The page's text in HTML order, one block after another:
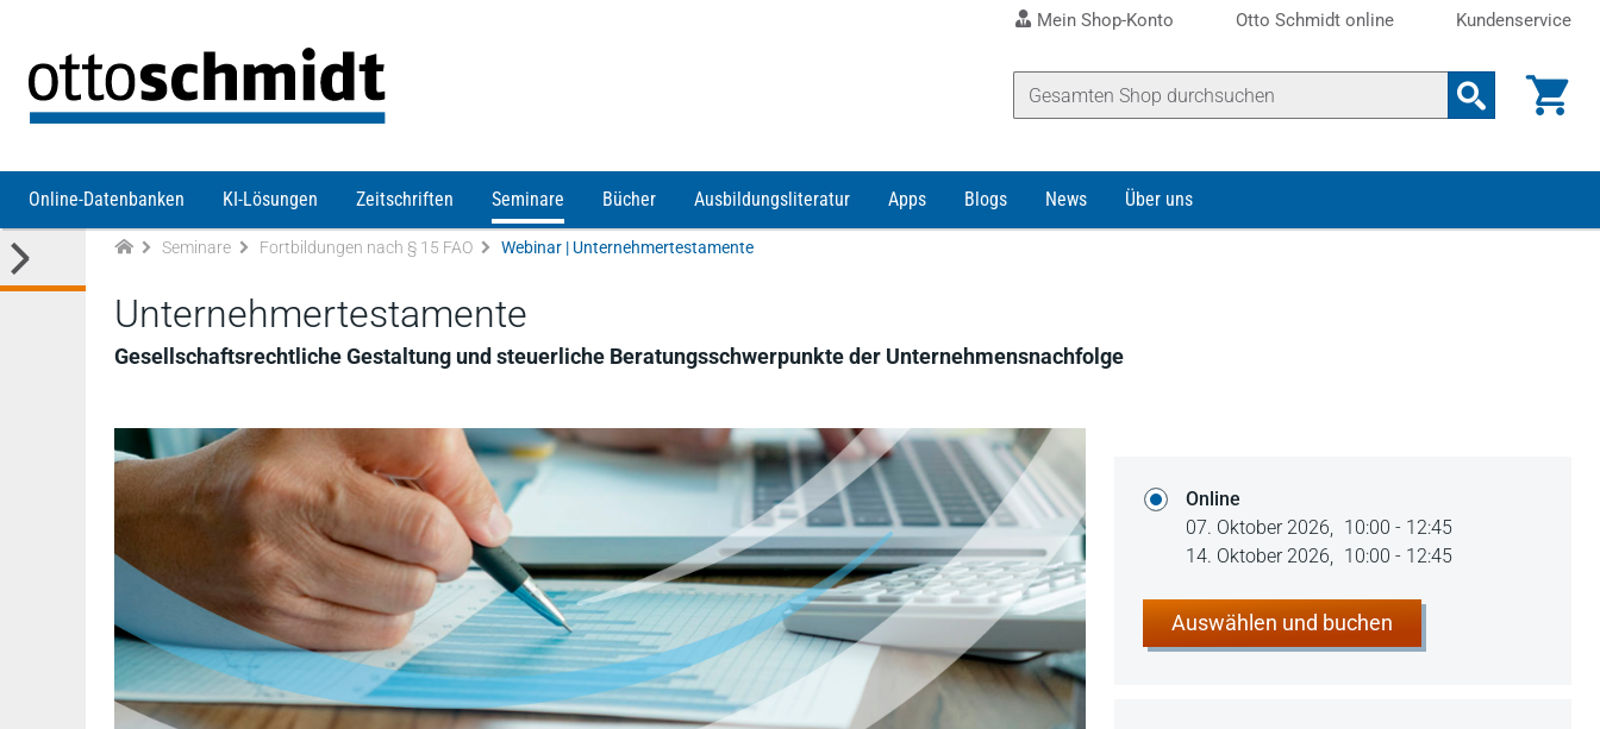
Mein Shop-Konto Otto Schmidt online Kundenservice
Online-Datenbanken KI-Lösungen Zeitschriften Seminare Bücher Ausbildungsliteratur Apps Blogs News Über uns
Seminare Fortbildungen nach § 15 FAO Webinar | Unternehmertestamente
Unternehmertestamente
Gesellschaftsrechtliche Gestaltung und steuerliche Beratungsschwerpunkte der Unternehmensnachfolge
Online
07. Oktober 2026, 10:00 - 12:45
14. Oktober 2026, 10:00 - 12:45
Auswählen und buchen